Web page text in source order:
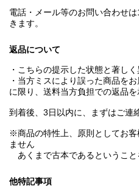
電話・メール等のお問い合わせ
きます。
返品について
・こちらの提示した状態と著し
・当方ミスにより誤った商品を
に限り、送料当方負担での返品
到着後、3日以内に、まずはご連
※商品の特性上、原則としてお
ません
あくまで古本であるということ
他特記事項